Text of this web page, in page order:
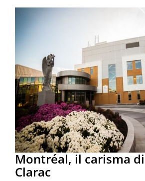
Montréal, il carisma
Clarac